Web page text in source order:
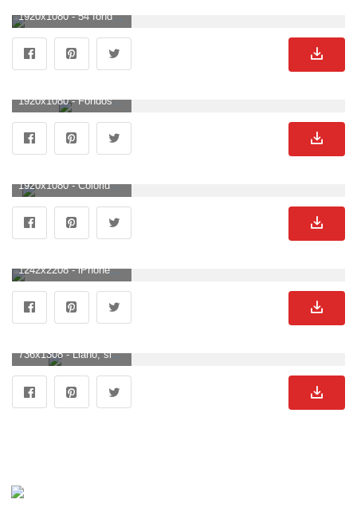
1920x1080 - 54 fondos de pantalla simples gratis para los amantes de la simplicidad. Imágen HD 1080p sencillos.
1920x1080 - Fondos de fondos simples | 1920x1080 | # 47273. Fondo para computadora HD 1080p sencillos.
1920x1080 - Colorido globo aerostático Fondo de escritorio minimalista simple. Wallpaper HD 1080p sencillos.
1242x2208 - iPhonepapers.com | iPhone 8 fondo de pantalla | al03-apple-down-newton. Fondo de pantalla sencillos.
736x1308 - Llano, simple, estético af | Fondos iPhone - DIY Craft. Fondo para móvil sencillos.